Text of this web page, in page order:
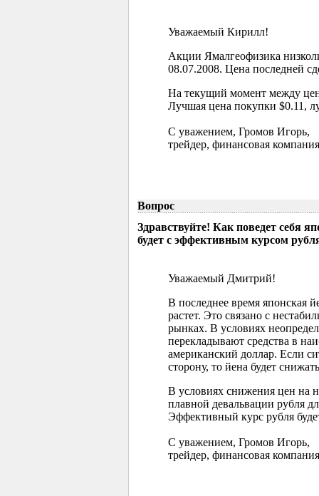
Уважаемый Кирилл!
Акции Ямалгеофизика
08.07.2008. Цена последней
На текущий момент между
Лучшая цена покупки $0.11,
С уважением, Громов Игорь,
трейдер, финансовая
Вопрос
Здравствуйте! Как поведет себя
будет с эффективным курсом
Уважаемый Дмитрий!
В последнее время
растет. Это связано с
рынках. В условиях
перекладывают средства в
американский доллар. Если
сторону, то йена будет
В условиях снижения цен на
плавной девальвации рубля
Эффективный курс рубля
С уважением, Громов Игорь,
трейдер, финансовая